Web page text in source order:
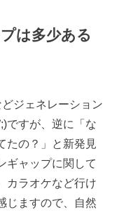
は多少ある
ジェネレーション
ですが、逆に「な
たの？」と新発見
ギャップに関して
カラオケなど行け
じますので、自然